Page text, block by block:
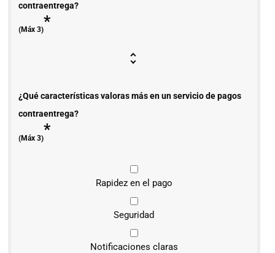
contraentrega?
(Máx 3)*
¿Qué características valoras más en un servicio de pagos
contraentrega?
(Máx 3)*
Rapidez en el pago
Seguridad
Notificaciones claras